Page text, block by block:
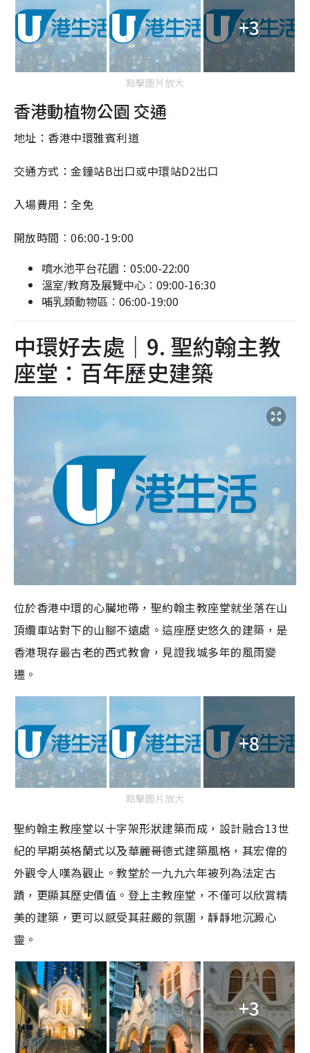
+3
點擊圖片放大
香港動植物公園 交通
地址：香港中環雅賓利道
交通方式：金鐘站B出口或中環站D2出口
入場費用：全免
開放時間︰06:00-19:00
噴水池平台花園︰05:00-22:00
溫室/教育及展覽中心︰09:00-16:30
哺乳類動物區︰06:00-19:00
中環好去處｜9. 聖約翰主教
座堂：百年歷史建築
位於香港中環的心臟地帶，聖約翰主教座堂就坐落在山
頂纜車站對下的山腳不遠處。這座歷史悠久的建築，是
香港現存最古老的西式教會，見證我城多年的風雨變
遷。
+8
點擊圖片放大
聖約翰主教座堂以十字架形狀建築而成，設計融合13世
紀的早期英格蘭式以及華麗哥德式建築風格，其宏偉的
外觀令人嘆為觀止。教堂於一九九六年被列為法定古
蹟，更顯其歷史價值。登上主教座堂，不僅可以欣賞精
美的建築，更可以感受其莊嚴的氛圍，靜靜地沉澱心
靈。
+3